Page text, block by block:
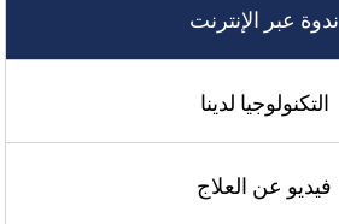
ندوة عبر الإنترنت
التكنولوجيا لدينا
فيديو عن العلاج